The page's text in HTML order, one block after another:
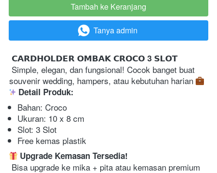
`
Tambah ke Keranjang
` Tanya admin
𝗖𝗔𝗥𝗗𝗛𝗢𝗟𝗗𝗘𝗥 𝗢𝗠𝗕𝗔𝗞 𝗖𝗥𝗢𝗖𝗢 3 𝗦𝗟𝗢𝗧
souvenir wedding, hampers, atau kebutuhan harian
Detail Produk:
Bahan: Croco
Ukuran: 10 x 8 cm
Slot: 3 Slot
Free kemas plastik
Upgrade Kemasan Tersedia!